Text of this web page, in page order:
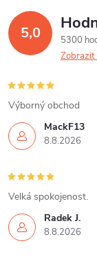
d
a
c
í
p
r
v
k
y
5,0
5300
Zobrazit
MackF13
8.8.2026
Výborný obchod
Radek J.
8.8.2026
Velká spokojenost.